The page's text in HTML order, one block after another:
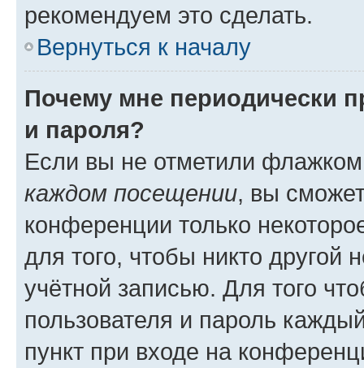
рекомендуем это сделать.
Вернуться к началу
Почему мне периодически
и пароля?
Если вы не отметили
каждом посещении, вы
конференции только
для того, чтобы никто другой
учётной записью. Для того
пользователя и пароль
пункт при входе на